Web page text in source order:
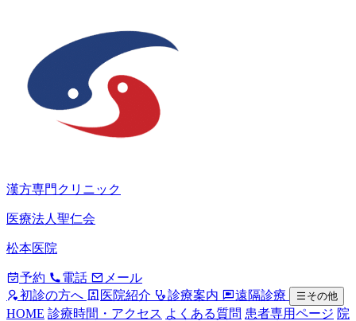
漢方専門クリニック
医療法人聖仁会
松本医院
予約 電話
メール
初診の方へ
医院紹介 診療案内 遠隔診療 その他
HOME 診療時間・アクセス よくある質問 患者専用ページ 院